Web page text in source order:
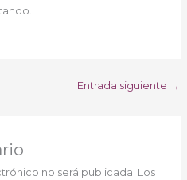
Entrada siguiente →
no será publicada. Los